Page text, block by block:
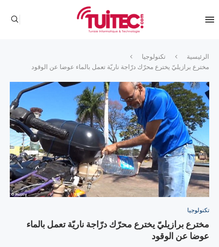
الرئيسية
تكنولوجيا
مخترع برازيليّ يخترع محرّك درّاجة ناريّة تعمل بالماء عوضا عن الوقود
تكنولوجيا
مخترع برازيليّ يخترع محرّك درّاجة ناريّة تعمل بالماء
عوضا عن الوقود